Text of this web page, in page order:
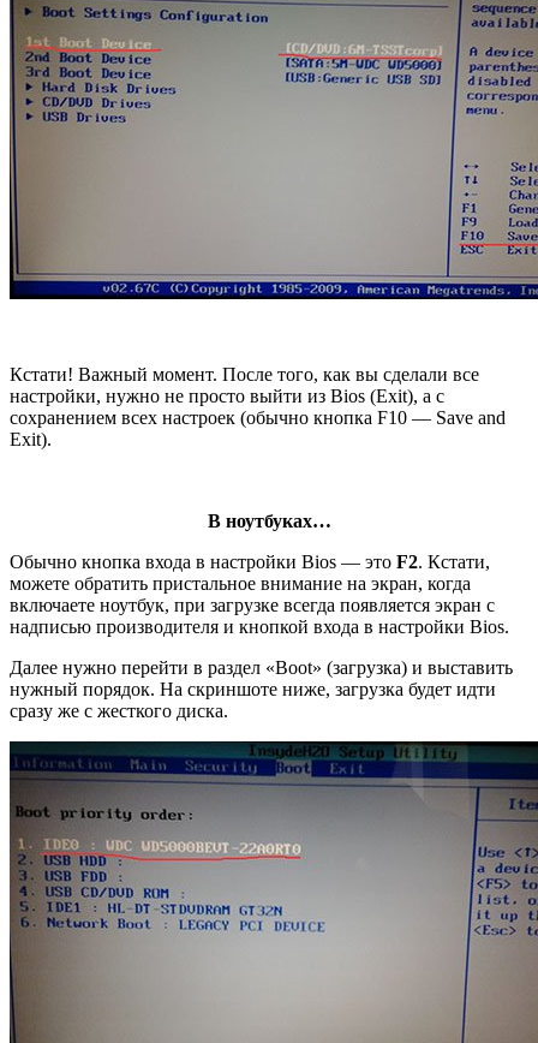
Кстати! Важный момент. После того, как вы сделали все
настройки, нужно не просто выйти из Bios (Exit), а с
сохранением всех настроек (обычно кнопка F10 — Save and
Exit).
В ноутбуках…
Обычно кнопка входа в настройки Bios — это F2. Кстати,
можете обратить пристальное внимание на экран, когда
включаете ноутбук, при загрузке всегда появляется экран с
надписью производителя и кнопкой входа в настройки Bios.
Далее нужно перейти в раздел «Boot» (загрузка) и выставить
нужный порядок. На скриншоте ниже, загрузка будет идти
сразу же с жесткого диска.